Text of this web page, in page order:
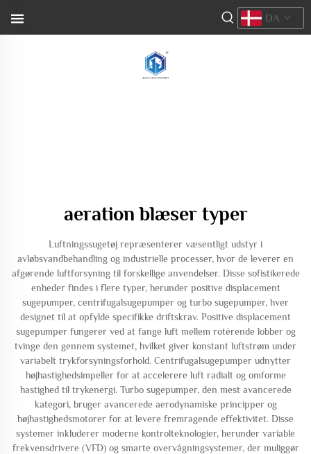
DA
aeration blæser typer
Luftningssugetøj repræsenterer væsentligt udstyr i
avløbsvandbehandling og industrielle processer, hvor de leverer en
afgørende luftforsyning til forskellige anvendelser. Disse sofistikerede
enheder findes i flere typer, herunder positive displacement
sugepumper, centrifugalsugepumper og turbo sugepumper, hver
designet til at opfylde specifikke driftskrav. Positive displacement
sugepumper fungerer ved at fange luft mellem rotérende lobber og
tvinge den gennem systemet, hvilket giver konstant luftstrøm under
variabelt trykforsyningsforhold. Centrifugalsugepumper udnytter
højhastighedsimpeller for at accelerere luft radialt og omforme
hastighed til trykenergi. Turbo sugepumper, den mest avancerede
kategori, bruger avancerede aerodynamiske principper og
højhastighedsmotorer for at levere fremragende effektivitet. Disse
systemer inkluderer moderne kontrolteknologier, herunder variable
frekvensdrivere (VFD) og smarte overvågningsystemer, der muliggør